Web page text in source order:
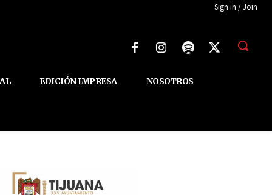
Sign in / Join
EDICIÓN IMPRESA NOSOTROS